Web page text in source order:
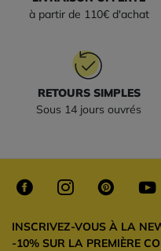
à partir de 110€ d'achat
RETOURS SIMPLES
Sous 14 jours ouvrés
INSCRIVEZ-VOUS À LA
-10% SUR LA PREMIÈRE